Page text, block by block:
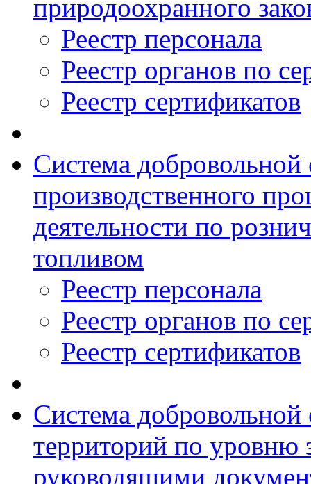
природоохранного
Реестр персонала
Реестр органов по
Реестр сертификатов
Система добровольной
производственного
деятельности по
топливом
Реестр персонала
Реестр органов по
Реестр сертификатов
Система добровольной
территорий по уровню
руководящими